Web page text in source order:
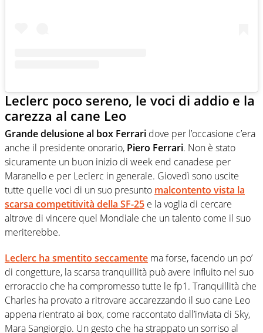
Leclerc poco sereno, le voci di addio e la
carezza al cane Leo
Grande delusione al box Ferrari dove per l’occasione c’era
anche il presidente onorario, Piero Ferrari. Non è stato
sicuramente un buon inizio di week end canadese per
Maranello e per Leclerc in generale. Giovedì sono uscite
tutte quelle voci di un suo presunto malcontento vista la
scarsa competitività della SF-25 e la voglia di cercare
altrove di vincere quel Mondiale che un talento come il suo
meriterebbe.
Leclerc ha smentito seccamente ma forse, facendo un po’
di congetture, la scarsa tranquillità può avere influito nel suo
erroraccio che ha compromesso tutte le fp1. Tranquillità che
Charles ha provato a ritrovare accarezzando il suo cane Leo
appena rientrato ai box, come raccontato dall’inviata di Sky,
Mara Sangiorgio. Un gesto che ha strappato un sorriso al